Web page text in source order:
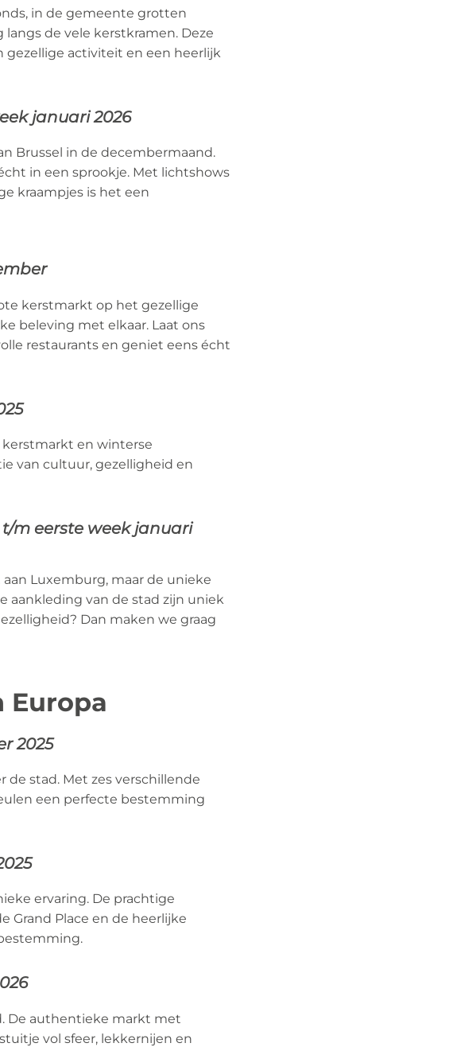
in de gemeente grotten
de vele kerstkramen. Deze
gezellige activiteit en een heerlijk
januari 2026
Brussel in de decembermaand.
in een sprookje. Met lichtshows
kraampjes is het een
kerstmarkt op het gezellige
beleving met elkaar. Laat ons
restaurants en geniet eens écht
en winterse
van cultuur, gezelligheid en
m eerste week januari
Luxemburg, maar de unieke
aankleding van de stad zijn uniek
Dan maken we graag
Europa
2025
de stad. Met zes verschillende
een perfecte bestemming
ervaring. De prachtige
Grand Place en de heerlijke
De authentieke markt met
vol sfeer, lekkernijen en